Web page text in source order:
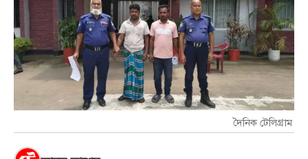
দৈনিক টেলিগ্রাম